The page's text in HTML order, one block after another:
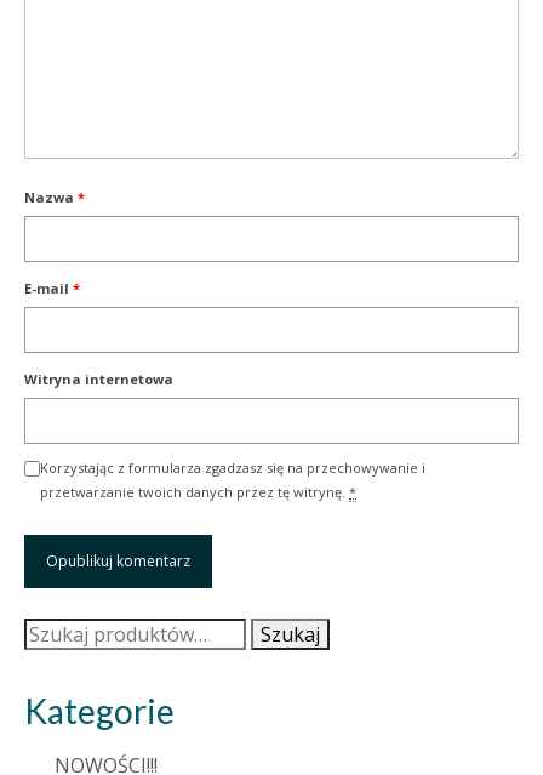
Nazwa *
E-mail *
Witryna internetowa
Korzystając z formularza zgadzasz się na przechowywanie i
przetwarzanie twoich danych przez tę witrynę. *
Szukaj: Szukaj
Kategorie
NOWOŚCI!!!